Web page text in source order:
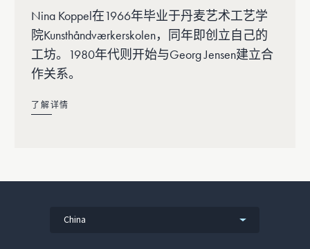
Nina Koppel在1966年毕业于丹麦艺术工艺学
院Kunsthåndværkerskolen，同年即创立自己的
工坊。1980年代则开始与Georg Jensen建立合
作关系。
了解详情
China